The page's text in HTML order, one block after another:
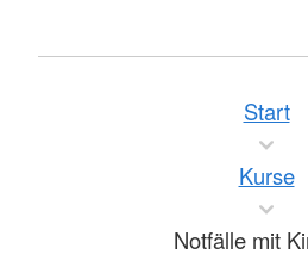
Start
Kurse
Notfälle mit